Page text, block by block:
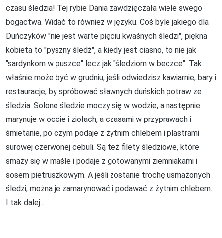
czasu śledzia! Tej rybie Dania zawdzięczała wiele swego
bogactwa. Widać to również w języku. Coś byle jakiego dla
Duńczyków "nie jest warte pięciu kwaśnych śledzi", piękna
kobieta to "pyszny śledź", a kiedy jest ciasno, to nie jak
"sardynkom w puszce" lecz jak "śledziom w beczce". Tak
właśnie może być w grudniu, jeśli odwiedzisz kawiarnie, bary i
restauracje, by spróbować sławnych duńskich potraw ze
śledzia. Solone śledzie moczy się w wodzie, a następnie
marynuje w occie i ziołach, a czasami w przyprawach i
śmietanie, po czym podaje z żytnim chlebem i plastrami
surowej czerwonej cebuli. Są też filety śledziowe, które
smaży się w maśle i podaje z gotowanymi ziemniakami i
sosem pietruszkowym. A jeśli zostanie trochę usmażonych
śledzi, można je zamarynować i podawać z żytnim chlebem.
I tak dalej...